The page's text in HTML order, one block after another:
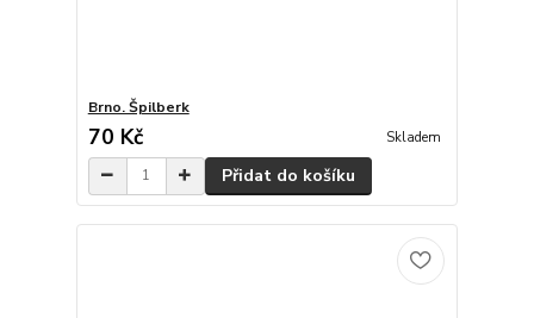
Brno. Špilberk
70 Kč Skladem
Přidat do košíku